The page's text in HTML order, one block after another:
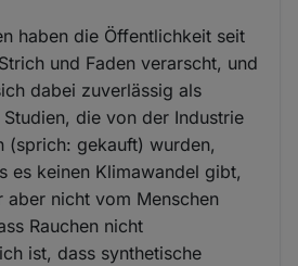
haben die Öffentlichkeit seit
und Faden verarscht, und
dabei zuverlässig als
die von der Industrie
(sprich: gekauft) wurden,
es keinen Klimawandel gibt,
aber nicht vom Menschen
Rauchen nicht
ist, dass synthetische